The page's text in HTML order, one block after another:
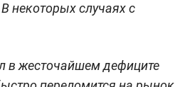
некоторых случаях с
в жесточайшем дефиците